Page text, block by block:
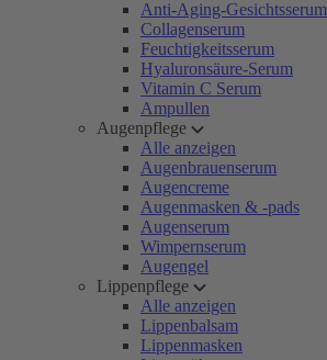
Anti-Aging-Gesichtsserum
Collagenserum
Feuchtigkeitsserum
Hyaluronsäure-Serum
Vitamin C Serum
Ampullen
Augenpflege
Alle anzeigen
Augenbrauenserum
Augencreme
Augenmasken & -pads
Augenserum
Wimpernserum
Augengel
Lippenpflege
Alle anzeigen
Lippenbalsam
Lippenmasken